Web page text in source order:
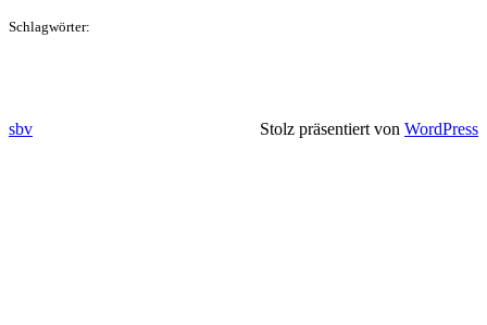
Schlagwörter:
sbv Stolz präsentiert von WordPress